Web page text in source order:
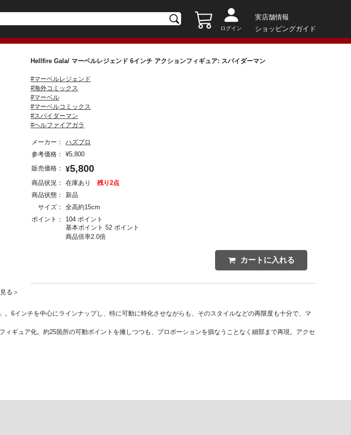
ログイン
実店舗情報
ショッピングガイド
る＞
Hellfire Gala/ マーベルレジェンド 6インチ アクションフィギュア: スパイダーマン
#マーベルレジェンド
#海外コミックス
#マーベル
#マーベルコミックス
#スパイダーマン
#ヘルファイアガラ
メーカー：
ハズブロ
参考価格：
¥5,800
販売価格：
¥5,800
商品状況： 在庫あり
残り2点
商品状態：
新品
サイズ：
全高約15cm
ポイント：
104 ポイント
基本ポイント 52 ポイント
商品倍率2.0倍
カートに入れる
6インチを中心にラインナップし、特に可動に特化させながらも、そのスタイルなどの再限度も十分で、マ
ギュア化。約25箇所の可動ポイントを擁しつつも、プロポーションを損なうことなく細部まで再現。アクセ